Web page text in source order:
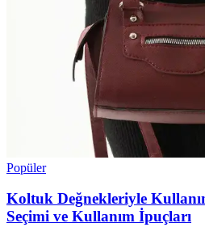
Popüler
Koltuk Değnekleriyle
Seçimi ve Kullanım İpuçları